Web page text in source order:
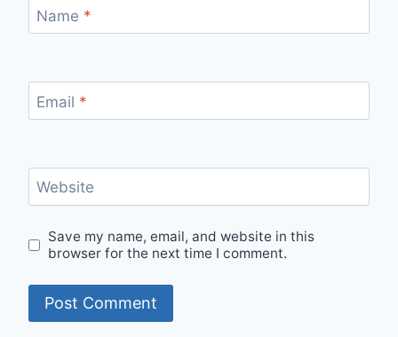
Name *
Email *
Website
Save my name, email, and website in this
browser for the next time I comment.